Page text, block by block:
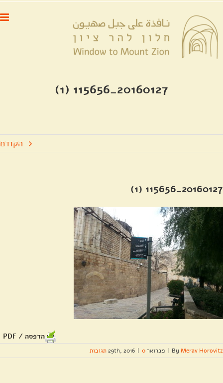
דלג
לתוכן
20160127_115656 (1)
הקודם
20160127_115656 (1)
הדפסה / PDF
By Merav Horovitz
| פברואר 29th, 2016 | 0 תגובות